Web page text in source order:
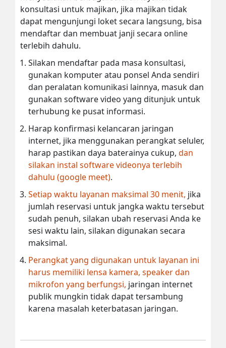
konsultasi untuk majikan, jika majikan tidak
dapat mengunjungi loket secara langsung, bisa
mendaftar dan membuat janji secara online
terlebih dahulu.
Silakan mendaftar pada masa konsultasi,
gunakan komputer atau ponsel Anda sendiri
dan peralatan komunikasi lainnya, masuk dan
gunakan software video yang ditunjuk untuk
terhubung ke pusat informasi.
Harap konfirmasi kelancaran jaringan
internet, jika menggunakan perangkat seluler,
harap pastikan daya baterainya cukup, dan
silakan instal software videonya terlebih
dahulu (google meet).
Setiap waktu layanan maksimal 30 menit, jika
jumlah reservasi untuk jangka waktu tersebut
sudah penuh, silakan ubah reservasi Anda ke
sesi waktu lain, silakan digunakan secara
maksimal.
Perangkat yang digunakan untuk layanan ini
harus memiliki lensa kamera, speaker dan
mikrofon yang berfungsi, jaringan internet
publik mungkin tidak dapat tersambung
karena masalah keterbatasan jaringan.